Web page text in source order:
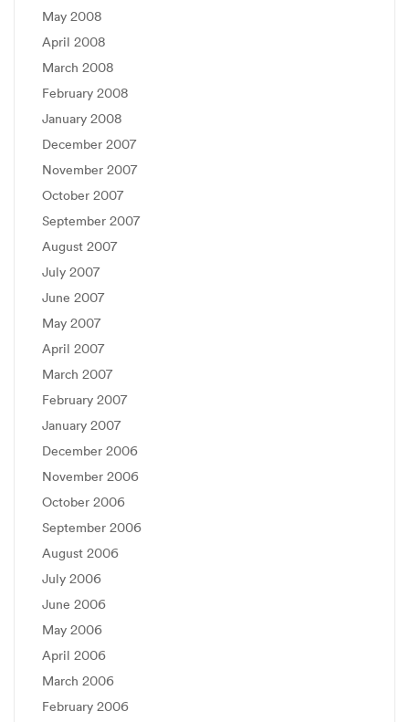
May 2008
April 2008
March 2008
February 2008
January 2008
December 2007
November 2007
October 2007
September 2007
August 2007
July 2007
June 2007
May 2007
April 2007
March 2007
February 2007
January 2007
December 2006
November 2006
October 2006
September 2006
August 2006
July 2006
June 2006
May 2006
April 2006
March 2006
February 2006